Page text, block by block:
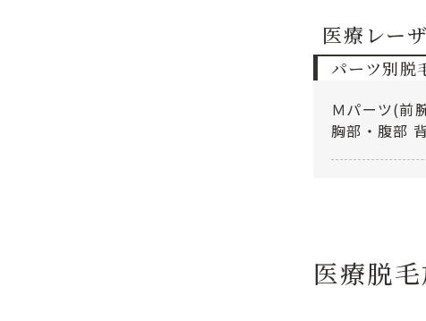
医療レー
パーツ別脱
Ｍパーツ(前
胸部・腹部
医療脱